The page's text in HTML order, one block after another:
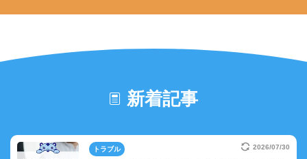
新着記事
トラブル 2026/07/30